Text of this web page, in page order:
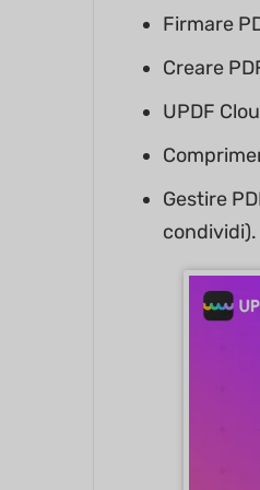
Firmare
Creare
UPDF
Gestire
condividi).